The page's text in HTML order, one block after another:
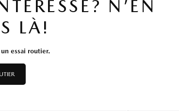
N’EN
LÀ!
essai routier.